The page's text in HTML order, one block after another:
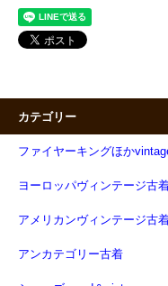
カテゴリー
ファイヤーキングほか
ヨーロッパヴィンテージ古
アメリカンヴィンテージ古
アンカテゴリー古着